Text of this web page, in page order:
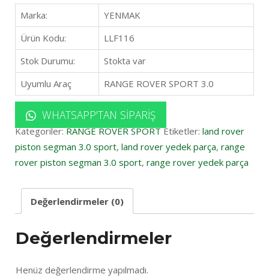
Marka:
YENMAK
Ürün Kodu:
LLF116
Stok Durumu:
Stokta var
Uyumlu Araç
RANGE ROVER SPORT 3.0
WHATSAPP'TAN SIPARIŞ
Kategoriler:RANGE ROVER SPORT Etiketler: land rover
piston segman 3.0 sport, land rover yedek parça, range
rover piston segman 3.0 sport, range rover yedek parça
Değerlendirmeler (0)
Değerlendirmeler
Henüz değerlendirme yapılmadı.